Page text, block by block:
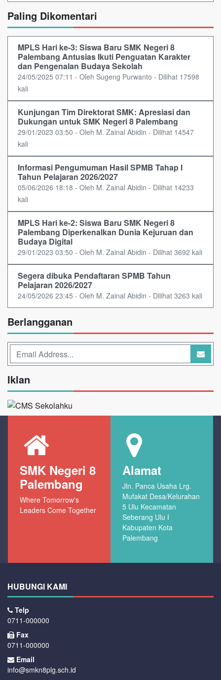
Paling Dikomentari
MPLS Hari ke-3: Siswa Baru SMK Negeri 8
Palembang Antusias Ikuti Penguatan Karakter
dan Pengenalan Budaya Sekolah
24/05/2025 07:11 - Oleh Sugeng Purwanto - Dilihat 17598
kali
Kunjungan Tim Direktorat SMK: Apresiasi dan
Dukungan untuk SMK Negeri 8 Palembang
29/01/2023 03:50 - Oleh M. Zainal Abidin - Dilihat 14547
kali
Informasi Pengumuman Hasil SPMB Tahap I
Tahun Pelajaran 2026/2027
05/06/2026 18:18 - Oleh M. Zainal Abidin - Dilihat 14233
kali
MPLS Hari ke-2: Siswa Baru SMK Negeri 8
Palembang Diperkenalkan Dunia Kejuruan dan
Budaya Digital
29/01/2023 03:50 - Oleh M. Zainal Abidin - Dilihat 3692 kali
Segera dibuka Pendaftaran SPMB Tahun
Pelajaran 2026/2027
24/05/2026 23:45 - Oleh M. Zainal Abidin - Dilihat 3263 kali
Berlangganan
Iklan
SMK Negeri 8
Palembang
Where Tomorrow's
Leaders Come Together
Alamat
Jln. Panca Usaha Lrg.
Mufakat Desa/Kelurahan
5 Ulu Kecamatan
Seberang Ulu I
Kabupaten Kota
Palembang
HUBUNGI KAMI
Telp
0711-000000
Fax
0711-000000
Email
info@smkn8plg.sch.id